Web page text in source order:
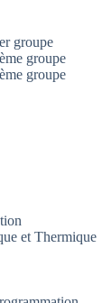
groupe
groupe
groupe
et Thermique